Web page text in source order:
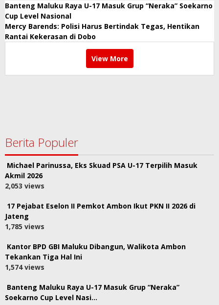
Banteng Maluku Raya U-17 Masuk Grup “Neraka” Soekarno
Cup Level Nasional
Mercy Barends: Polisi Harus Bertindak Tegas, Hentikan
Rantai Kekerasan di Dobo
View More
Berita Populer
Michael Parinussa, Eks Skuad PSA U-17 Terpilih Masuk
Akmil 2026
2,053 views
17 Pejabat Eselon II Pemkot Ambon Ikut PKN II 2026 di
Jateng
1,785 views
Kantor BPD GBI Maluku Dibangun, Walikota Ambon
Tekankan Tiga Hal Ini
1,574 views
Banteng Maluku Raya U-17 Masuk Grup “Neraka”
Soekarno Cup Level Nasi…